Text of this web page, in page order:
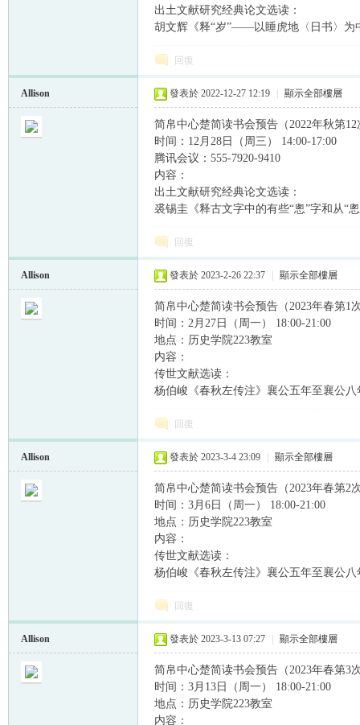
出土文献研究经典论文选读：
胡文辉《释“岁”——以睡虎地〈日书〉为
回復
Allison 發表於 2022-12-27 12:19 顯示全部樓層
简帛中心楚简读书会预告（2022年秋第12
时间：12月28日（周三） 14:00-17:00
腾讯会议：555-7920-9410
内容：
出土文献研究经典论文选读：
裘锡圭《释古文字中的有些“悤”字和从“
回復
Allison 發表於 2023-2-26 22:37 顯示全部樓層
简帛中心楚简读书会预告（2023年春第1
时间：2月27日（周一） 18:00-21:00
地点：历史学院223教室
内容：
传世文献选读：
杨伯峻《春秋左传注》襄公五年至襄公
回復
Allison 發表於 2023-3-4 23:09 顯示全部樓層
简帛中心楚简读书会预告（2023年春第2
时间：3月6日（周一） 18:00-21:00
地点：历史学院223教室
内容：
传世文献选读：
杨伯峻《春秋左传注》襄公五年至襄公
回復
Allison 發表於 2023-3-13 07:27 顯示全部樓層
简帛中心楚简读书会预告（2023年春第3
时间：3月13日（周一） 18:00-21:00
地点：历史学院223教室
内容：